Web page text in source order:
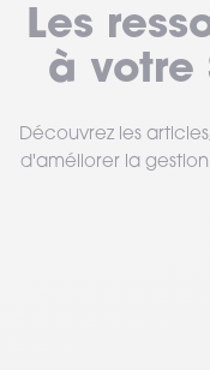
Les
à votre
Découvrez les
d'améliorer la